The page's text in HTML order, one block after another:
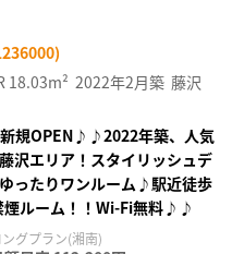
18.03m² 2022年2月築 藤沢
規OPEN♪♪2022年築、人気
沢エリア！スタイリッシュデ
ったりワンルーム♪駅近徒歩
ルーム！！Wi-Fi無料♪♪
ングプラン(湘南)